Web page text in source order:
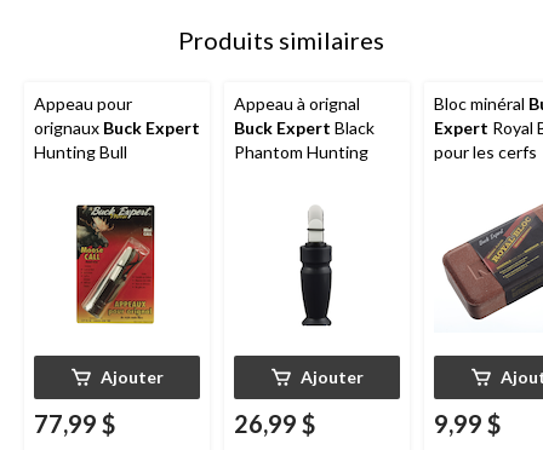
Produits similaires
Appeau pour
orignaux Buck Expert
Hunting Bull
Ajouter
77,99 $
Appeau à orignal
Buck Expert Black
Phantom Hunting
Ajouter
26,99 $
Bloc minéral
Expert Royal
pour les cerfs
9,99 $